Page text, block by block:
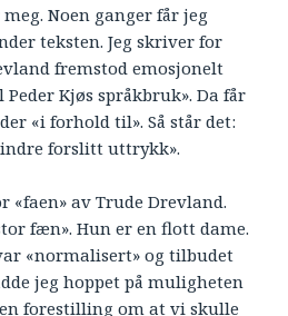
Noen ganger får jeg
teksten. Jeg skriver for
fremstod emosjonelt
Kjøs språkbruk». Da får
«i forhold til». Så står det:
forslitt uttrykk».
«faen» av Trude Drevland.
fæn». Hun er en flott dame.
«normalisert» og tilbudet
jeg hoppet på muligheten
forestilling om at vi skulle